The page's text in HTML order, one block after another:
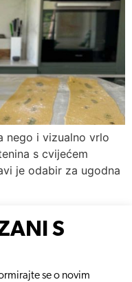
nego i vizualno vrlo
s cvijećem
je odabir za ugodna
S
se o novim